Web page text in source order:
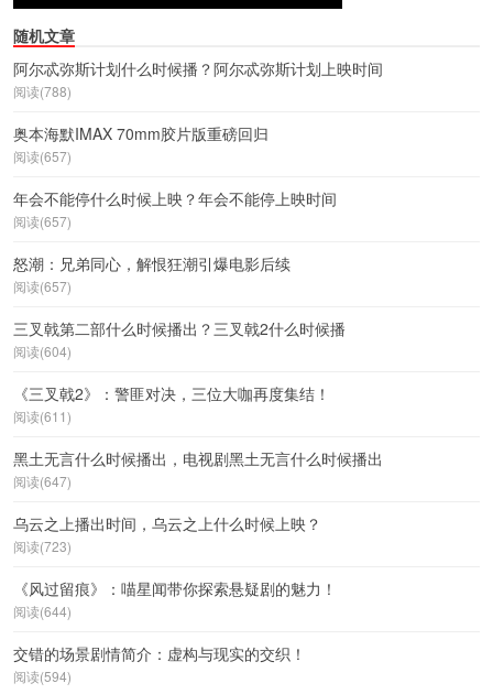
随机文章
阿尔忒弥斯计划什么时候播？阿尔忒弥斯计划上映时间
阅读(788)
奥本海默IMAX 70mm胶片版重磅回归
阅读(657)
年会不能停什么时候上映？年会不能停上映时间
阅读(657)
怒潮：兄弟同心，解恨狂潮引爆电影后续
阅读(657)
三叉戟第二部什么时候播出？三叉戟2什么时候播
阅读(604)
《三叉戟2》：警匪对决，三位大咖再度集结！
阅读(611)
黑土无言什么时候播出，电视剧黑土无言什么时候播出
阅读(647)
乌云之上播出时间，乌云之上什么时候上映？
阅读(723)
《风过留痕》：喵星闻带你探索悬疑剧的魅力！
阅读(644)
交错的场景剧情简介：虚构与现实的交织！
阅读(594)